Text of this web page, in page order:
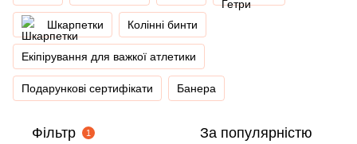
Шкарпетки Колінні бинти
Екіпірування для важкої атлетики
Подарункові сертифікати Банера
Фільтр 1 За популярністю